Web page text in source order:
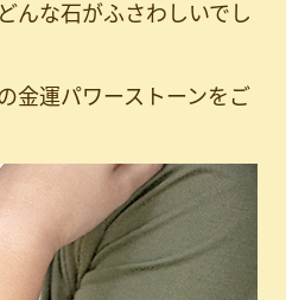
んな石がふさわしいでし
金運パワーストーンをご